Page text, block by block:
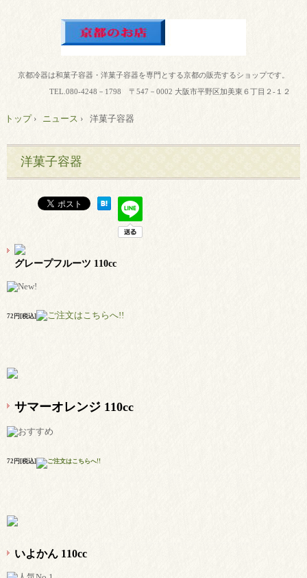
京都冷器は和菓子容器・洋菓子容器を専門とする京都の販売するショップです。
TEL. 080-4248－1798 〒547－0002 大阪市平野区加美東６丁目２-１２
トップ› ニュース › 洋菓子容器
洋菓子容器
グレープフルーツ 110cc
72円[税込]
サマーオレンジ 110cc
72円[税込]
いよかん 110cc